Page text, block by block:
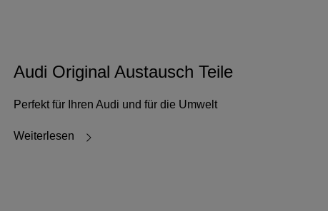
Audi Original Austausch Teile
Perfekt für Ihren Audi und für die Umwelt
Weiterlesen